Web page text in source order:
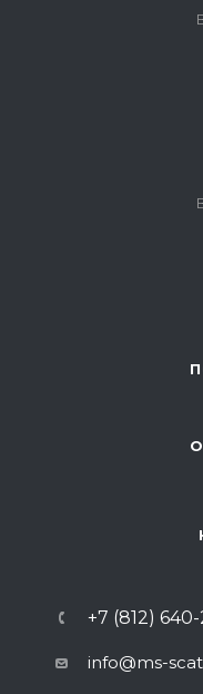
+7 (812)
info@ms-